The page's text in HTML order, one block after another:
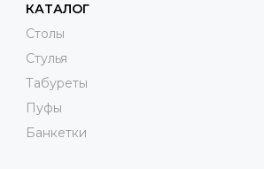
КАТАЛОГ
Столы
Стулья
Табуреты
Пуфы
Банкетки